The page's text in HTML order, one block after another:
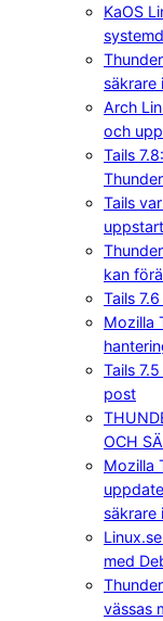
KaOS
systemd
säkrare
Arch
och
Tails
Tails
kan
Tails
Mozilla
Tails
post
OCH
Mozilla
säkrare
med
vässas